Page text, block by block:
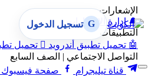
الإشعارات
🔔 إدارة الإشعارات
التطبيقات
🤖 تحميل تطبيق أندرويد  تحميل
التواصل الاجتماعي | الصف السابع
قناة تيليجرام
صفحة فيسبوك
G تسجيل الدخول